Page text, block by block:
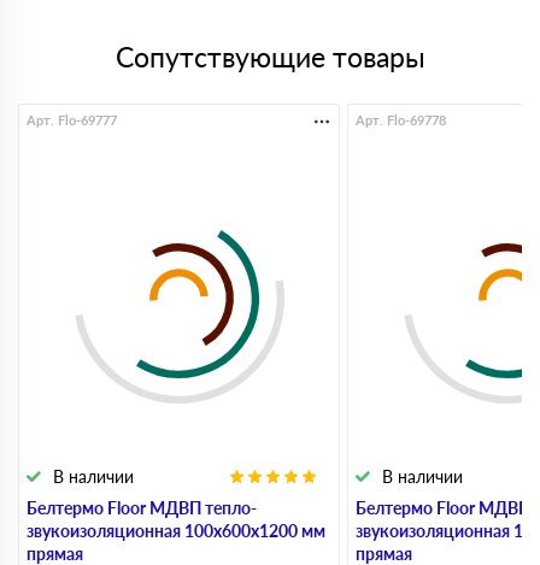
Сопутствующие товары
Белтермо Floor МДВП тепло-
звукоизоляционная 100х600х1200 мм
прямая
В наличии
Арт. Flo-69777
Белтермо Floor МДВП
звукоизоляционная
прямая
В наличии
Арт. Flo-69778